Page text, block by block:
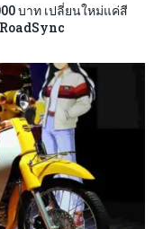
บาท เปลี่ยนใหม่แค่สี
RoadSync